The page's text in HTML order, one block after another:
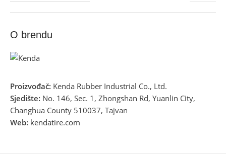
O brendu
Proizvođač: Kenda Rubber Industrial Co., Ltd.
Sjedište: No. 146, Sec. 1, Zhongshan Rd, Yuanlin City,
Changhua County 510037, Tajvan
Web: kendatire.com